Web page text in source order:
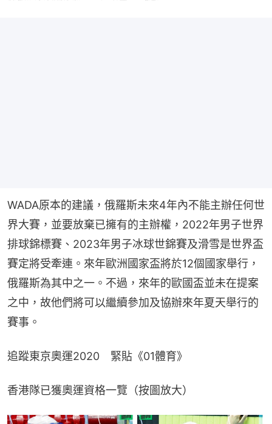
WADA原本的建議，俄羅斯未來4年內不能主辦任何世
界大賽，並要放棄已擁有的主辦權，2022年男子世界
排球錦標賽、2023年男子冰球世錦賽及滑雪是世界盃
賽定將受牽連。來年歐洲國家盃將於12個國家舉行，
俄羅斯為其中之一。不過，來年的歐國盃並未在提案
之中，故他們將可以繼續參加及協辦來年夏天舉行的
賽事。
追蹤東京奧運2020　緊貼《01體育》
香港隊已獲奧運資格一覽（按圖放大）